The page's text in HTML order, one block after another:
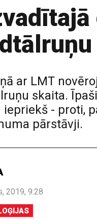
ar LMT
skaita.
iepriekš - proti,
pārstāvji.
2019, 9:28